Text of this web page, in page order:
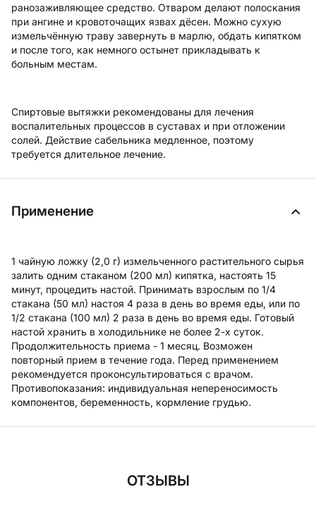
ранозаживляющее средство. Отваром делают полоскания
при ангине и кровоточащих язвах дёсен. Можно сухую
измельчённую траву завернуть в марлю, обдать кипятком
и после того, как немного остынет прикладывать к
больным местам.
Спиртовые вытяжки рекомендованы для лечения
воспалительных процессов в суставах и при отложении
солей. Действие сабельника медленное, поэтому
требуется длительное лечение.
Применение
1 чайную ложку (2,0 г) измельченного растительного сырья
залить одним стаканом (200 мл) кипятка, настоять 15
минут, процедить настой. Принимать взрослым по 1/4
стакана (50 мл) настоя 4 раза в день во время еды, или по
1/2 стакана (100 мл) 2 раза в день во время еды. Готовый
настой хранить в холодильнике не более 2-х суток.
Продолжительность приема - 1 месяц. Возможен
повторный прием в течение года. Перед применением
рекомендуется проконсультироваться с врачом.
Противопоказания: индивидуальная непереносимость
компонентов, беременность, кормление грудью.
ОТЗЫВЫ